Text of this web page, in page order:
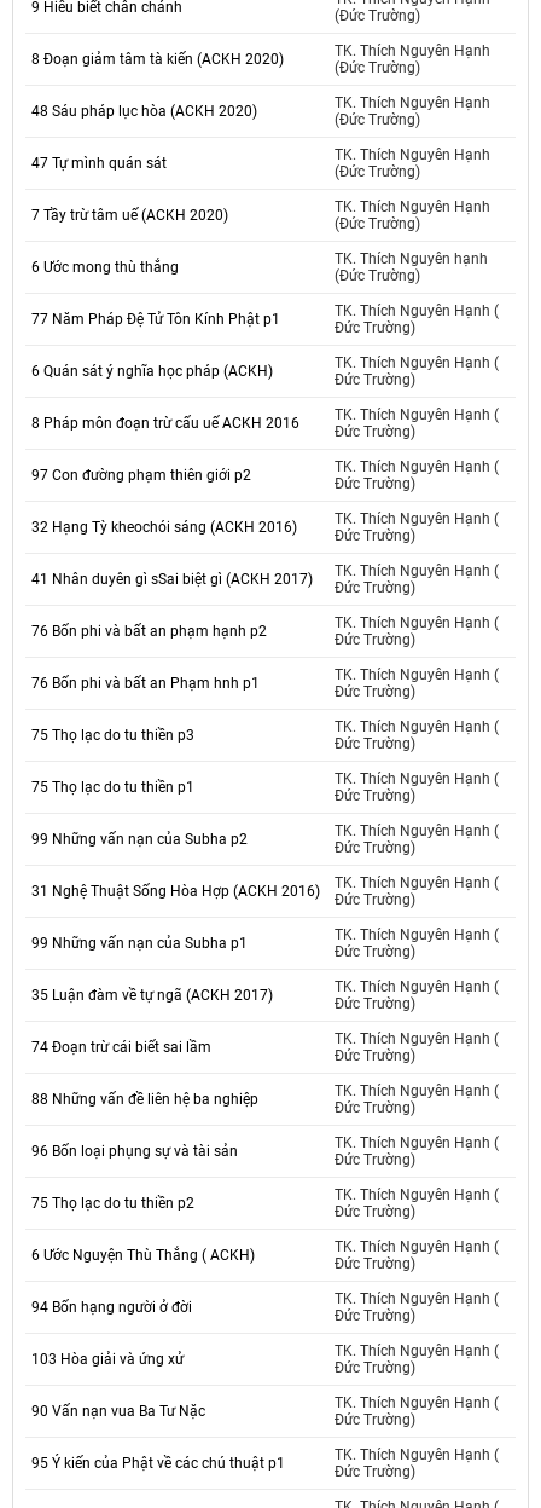
9 Hiểu biết chân chánh
(Đức Trường)
8 Đoạn giảm tâm tà kiến (ACKH 2020)
TK. Thích Nguyên Hạnh
(Đức Trường)
48 Sáu pháp lục hòa (ACKH 2020)
TK. Thích Nguyên Hạnh
(Đức Trường)
47 Tự mình quán sát
TK. Thích Nguyên Hạnh
(Đức Trường)
7 Tầy trừ tâm uế (ACKH 2020)
TK. Thích Nguyên Hạnh
(Đức Trường)
6 Ước mong thù thắng
TK. Thích Nguyên hạnh
(Đức Trường)
77 Năm Pháp Đệ Tử Tôn Kính Phật p1
TK. Thích Nguyên Hạnh (
Đức Trường)
6 Quán sát ý nghĩa học pháp (ACKH)
TK. Thích Nguyên Hạnh (
Đức Trường)
8 Pháp môn đoạn trừ cấu uế ACKH 2016
TK. Thích Nguyên Hạnh (
Đức Trường)
97 Con đường phạm thiên giới p2
TK. Thích Nguyên Hạnh (
Đức Trường)
32 Hạng Tỳ kheochói sáng (ACKH 2016)
TK. Thích Nguyên Hạnh (
Đức Trường)
41 Nhân duyên gì sSai biệt gì (ACKH 2017)
TK. Thích Nguyên Hạnh (
Đức Trường)
76 Bốn phi và bất an phạm hạnh p2
TK. Thích Nguyên Hạnh (
Đức Trường)
76 Bốn phi và bất an Phạm hnh p1
TK. Thích Nguyên Hạnh (
Đức Trường)
75 Thọ lạc do tu thiền p3
TK. Thích Nguyên Hạnh (
Đức Trường)
75 Thọ lạc do tu thiền p1
TK. Thích Nguyên Hạnh (
Đức Trường)
99 Những vấn nạn của Subha p2
TK. Thích Nguyên Hạnh (
Đức Trường)
31 Nghệ Thuật Sống Hòa Hợp (ACKH 2016)
TK. Thích Nguyên Hạnh (
Đức Trường)
99 Những vấn nạn của Subha p1
TK. Thích Nguyên Hạnh (
Đức Trường)
35 Luận đàm về tự ngã (ACKH 2017)
TK. Thích Nguyên Hạnh (
Đức Trường)
74 Đoạn trừ cái biết sai lầm
TK. Thích Nguyên Hạnh (
Đức Trường)
88 Những vấn đề liên hệ ba nghiệp
TK. Thích Nguyên Hạnh (
Đức Trường)
96 Bốn loại phụng sự và tài sản
TK. Thích Nguyên Hạnh (
Đức Trường)
75 Thọ lạc do tu thiền p2
TK. Thích Nguyên Hạnh (
Đức Trường)
6 Ước Nguyện Thù Thắng ( ACKH)
TK. Thích Nguyên Hạnh (
Đức Trường)
94 Bốn hạng người ở đời
TK. Thích Nguyên Hạnh (
Đức Trường)
103 Hòa giải và ứng xử
TK. Thích Nguyên Hạnh (
Đức Trường)
90 Vấn nạn vua Ba Tư Nặc
TK. Thích Nguyên Hạnh (
Đức Trường)
95 Ý kiến của Phật về các chú thuật p1
TK. Thích Nguyên Hạnh (
Đức Trường)